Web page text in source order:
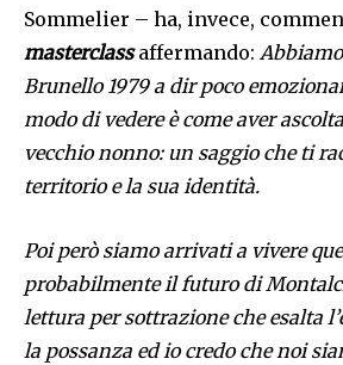
Sommelier – ha, invece,
masterclassaffermando:
Brunello 1979 a dir poco
modo di vedere è come aver
vecchio nonno: un saggio che ti
territorio e la sua identità.
Poi però siamo arrivati a vivere
probabilmente il futuro di
lettura per sottrazione che esalta
la possanza ed io credo che noi